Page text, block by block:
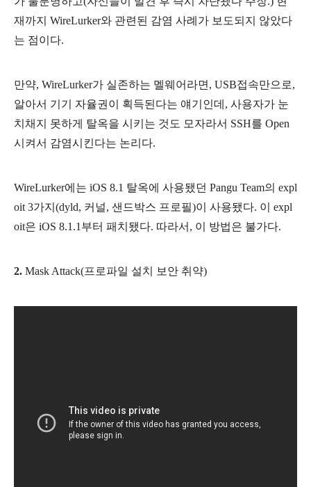
재까지 WireLurker와 관련된 감염 사례가 보도되지 않았다
는 점이다.
만약, WireLurker가 실존하는 멜웨어라면, USB접속만으로,
알아서 기기 자율권이 획득된다는 얘기인데, 사용자가 눈
치채지 못하게 탈옥을 시키는 것도 모자라서 SSH를 Open
시켜서 감염시킨다는 논리다.
WireLurker에는 iOS 8.1 탈옥에 사용됐던 Pangu Team의 expl
oit 3가지(dyld, 커널, 샌드박스 프로필)이 사용됐다. 이 expl
oit은 iOS 8.1.1부터 패치됐다. 따라서, 이 방법은 불가다.
2. Mask Attack(프로파일 설치 보안 취약)